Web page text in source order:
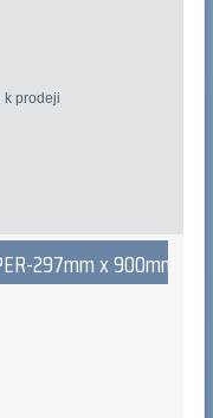
k prodeji
297mm x 900mm